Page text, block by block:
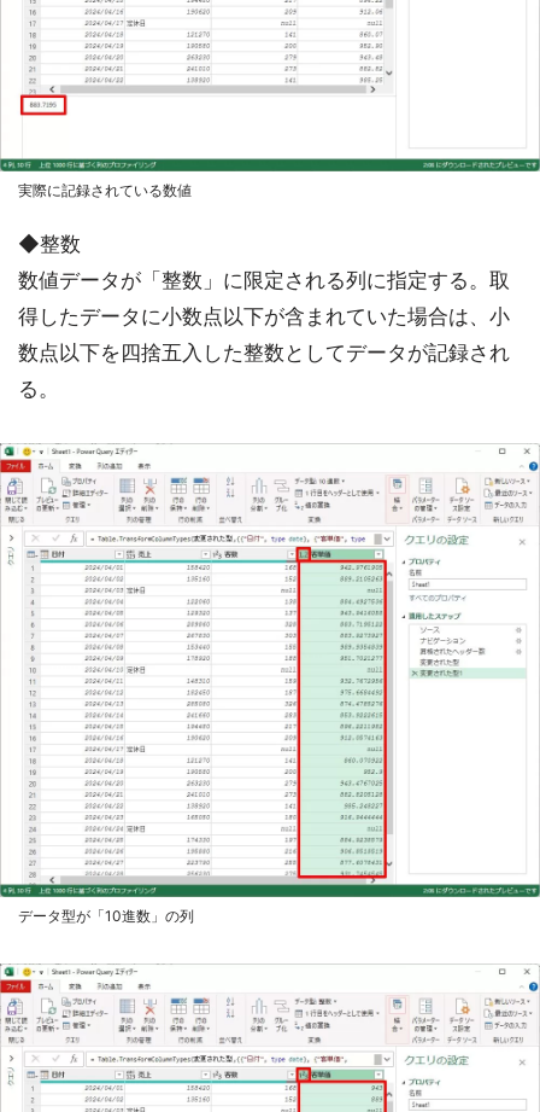
実際に記録されている数値
◆整数
数値データが「整数」に限定される列に指定する。取
得したデータに小数点以下が含まれていた場合は、小
数点以下を四捨五入した整数としてデータが記録され
る。
データ型が「10進数」の列